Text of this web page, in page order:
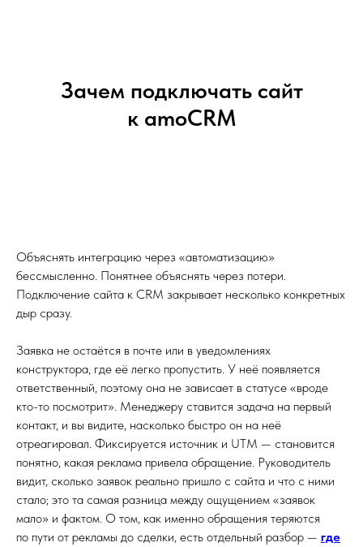
Зачем подключать сайт
к amoCRM
Объяснять интеграцию через «автоматизацию»
бессмысленно. Понятнее объяснять через потери.
Подключение сайта к CRM закрывает несколько конкретных
дыр сразу.
Заявка не остаётся в почте или в уведомлениях
конструктора, где её легко пропустить. У неё появляется
ответственный, поэтому она не зависает в статусе «вроде
кто-то посмотрит». Менеджеру ставится задача на первый
контакт, и вы видите, насколько быстро он на неё
отреагировал. Фиксируется источник и UTM — становится
понятно, какая реклама привела обращение. Руководитель
видит, сколько заявок реально пришло с сайта и что с ними
стало; это та самая разница между ощущением «заявок
мало» и фактом. О том, как именно обращения теряются
по пути от рекламы до сделки, есть отдельный разбор — где